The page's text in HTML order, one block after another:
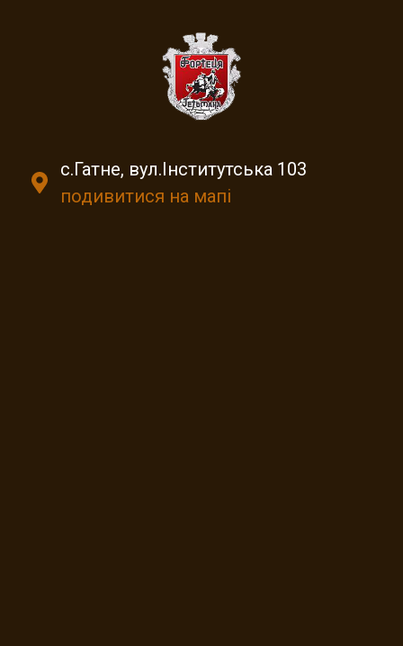
с.Гатне, вул.Інститутська 103
подивитися на мапі